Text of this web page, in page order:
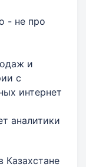
- не про
и
с
интернет
аналитики
Казахстане